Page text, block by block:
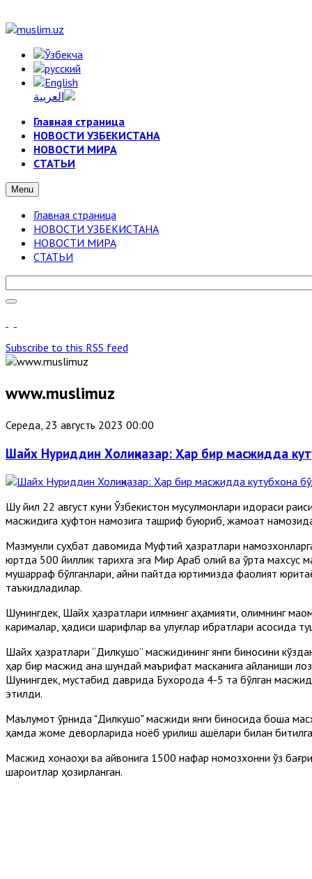
Главная страница
НОВОСТИ УЗБЕКИСТАНА
НОВОСТИ МИРА
СТАТЬИ
Menu
Главная страница
НОВОСТИ УЗБЕКИСТАНА
НОВОСТИ МИРА
СТАТЬИ
Subscribe to this RSS feed
www.muslimuz
Середа, 23 августь 2023 00:00
Шайх Нуриддин Холиқназар: Ҳар бир масжидда
Шу йил 22 август куни Ўзбекистон мусулмонлари идораси
масжидига ҳуфтон намозига ташриф буюриб, жамоат
Мазмунли суҳбат давомида Муфтий ҳазратлари
юртда 500 йиллик тарихга эга Мир Араб олий ва ўрта махсус
мушарраф бўлганлари, айни пайтда юртимизда фаолият
таъкидладилар.
Шунингдек, Шайх ҳазратлари илмнинг аҳамияти, олимнинг
карималар, ҳадиси шарифлар ва улуғлар ибратлари асосида
Шайх ҳазратлари “Дилкушо” масжидининг янги биносини
ҳар бир масжид ана шундай маърифат масканига айланиши
Шунингдек, мустабид даврида Бухорода 4-5 та бўлган
этилди.
Маълумот ўрнида "Дилкушо" масжиди янги биносида бошқа
ҳамда жоме деворларида ноёб қурилиш ашёлари билан
Масжид хонақоҳи ва айвонига 1500 нафар номозхонни ўз
шароитлар ҳозирланган.